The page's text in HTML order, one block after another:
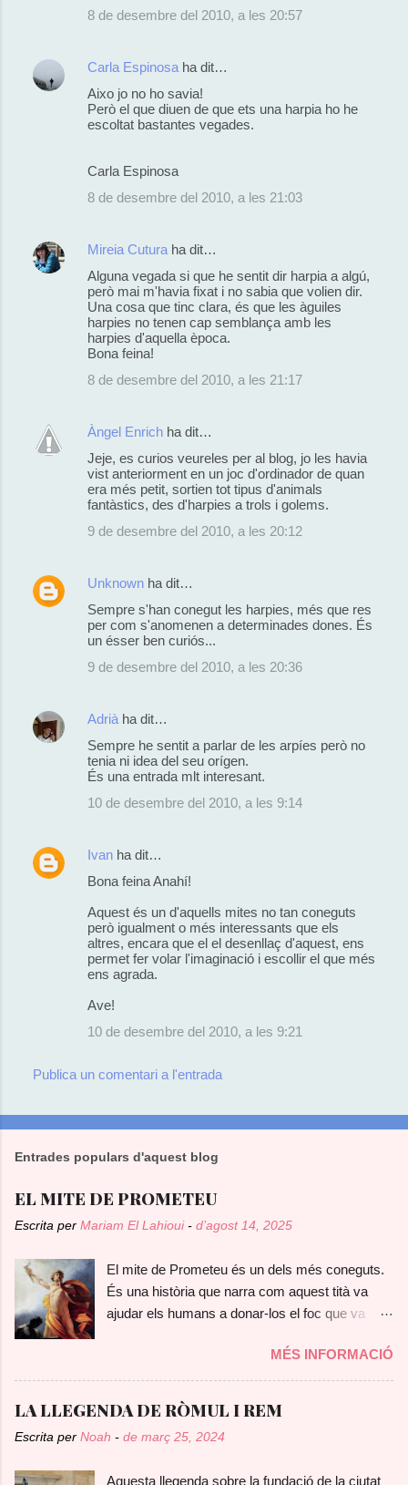
8 de desembre del 2010, a les 20:57
Carla Espinosa ha dit…
Aixo jo no ho savia!
Però el que diuen de que ets una harpia ho he
escoltat bastantes vegades.
Carla Espinosa
8 de desembre del 2010, a les 21:03
Mireia Cutura ha dit…
Alguna vegada si que he sentit dir harpia a algú,
però mai m'havia fixat i no sabia que volien dir.
Una cosa que tinc clara, és que les àguiles
harpies no tenen cap semblança amb les
harpies d'aquella època.
Bona feina!
8 de desembre del 2010, a les 21:17
Àngel Enrich ha dit…
Jeje, es curios veureles per al blog, jo les havia
vist anteriorment en un joc d'ordinador de quan
era més petit, sortien tot tipus d'animals
fantàstics, des d'harpies a trols i golems.
9 de desembre del 2010, a les 20:12
Unknown ha dit…
Sempre s'han conegut les harpies, més que res
per com s'anomenen a determinades dones. És
un ésser ben curiós...
9 de desembre del 2010, a les 20:36
Adrià ha dit…
Sempre he sentit a parlar de les arpíes però no
tenia ni idea del seu orígen.
És una entrada mlt interesant.
10 de desembre del 2010, a les 9:14
Ivan ha dit…
Bona feina Anahí!
Aquest és un d'aquells mites no tan coneguts
però igualment o més interessants que els
altres, encara que el el desenllaç d'aquest, ens
permet fer volar l'imaginació i escollir el que més
ens agrada.
Ave!
10 de desembre del 2010, a les 9:21
Publica un comentari a l'entrada
Entrades populars d'aquest blog
EL MITE DE PROMETEU
Escrita per Mariam El Lahioui - d’agost 14, 2025
El mite de Prometeu és un dels més coneguts.
És una història que narra com aquest tità va
ajudar els humans a donar-los el foc que va
antics grecs, ja es preguntaven com havien
descobert el foc, considerant-lo un regal
d'origen pràcticament diví. Prometeu, com ja
que es preocupava pel benestar dels mortals.
MÉS INFORMACIÓ
LA LLEGENDA DE RÒMUL I REM
Escrita per Noah - de març 25, 2024
Aquesta llegenda sobre la fundació de la ciutat